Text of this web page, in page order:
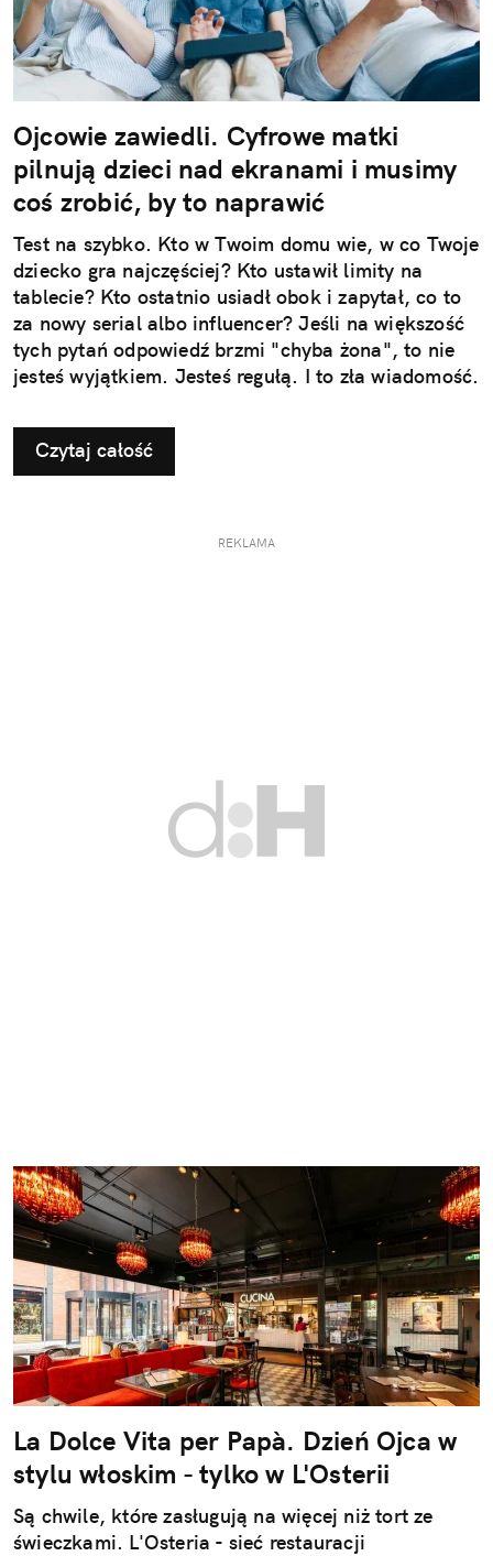
Ojcowie zawiedli. Cyfrowe matki
pilnują dzieci nad ekranami i musimy
coś zrobić, by to naprawić
Test na szybko. Kto w Twoim domu wie, w co Twoje
dziecko gra najczęściej? Kto ustawił limity na
tablecie? Kto ostatnio usiadł obok i zapytał, co to
za nowy serial albo influencer? Jeśli na większość
tych pytań odpowiedź brzmi "chyba żona", to nie
jesteś wyjątkiem. Jesteś regułą. I to zła wiadomość.
Czytaj całość
REKLAMA
La Dolce Vita per Papà. Dzień Ojca w
stylu włoskim - tylko w L'Osterii
Są chwile, które zasługują na więcej niż tort ze
świeczkami. L'Osteria - sieć restauracji